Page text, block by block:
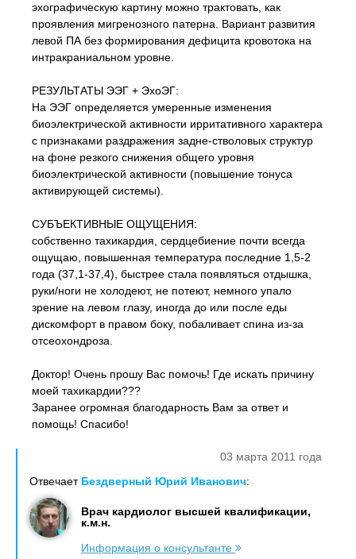
эхографическую картину можно трактовать, как
проявления мигренозного патерна. Вариант развития
левой ПА без формирования дефицита кровотока на
интракраниальном уровне.
РЕЗУЛЬТАТЫ ЭЭГ + ЭхоЭГ:
На ЭЭГ определяется умеренные изменения
биоэлектрической активности ирритативного характера
с признаками раздражения задне-стволовых структур
на фоне резкого снижения общего уровня
биоэлектрической активности (повышение тонуса
активирующей системы).
СУБЪЕКТИВНЫЕ ОЩУЩЕНИЯ:
собственно тахикардия, сердцебиение почти всегда
ощущаю, повышенная температура последние 1,5-2
года (37,1-37,4), быстрее стала появляться отдышка,
руки/ноги не холодеют, не потеют, немного упало
зрение на левом глазу, иногда до или после еды
дискомфорт в правом боку, побаливает спина из-за
отсеохондроза.
Доктор! Очень прошу Вас помочь! Где искать причину
моей тахикардии???
Заранее огромная благодарность Вам за ответ и
помощь! Спасибо!
03 марта 2011 года
Отвечает Бездверный Юрий Иванович:
Врач кардиолог высшей квалификации,
к.м.н.
Информация о консультанте